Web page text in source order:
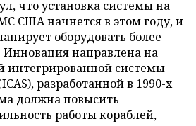
что установка системы на
США начнется в этом году, и
оборудовать более
Инновация направлена на
интегрированной системы
разработанной в 1990-х
должна повысить
работы кораблей,